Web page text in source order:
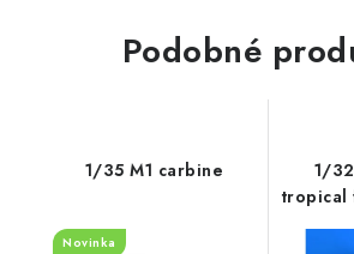
Podobné
1/35 M1 carbine
Novinka
1/
tropical